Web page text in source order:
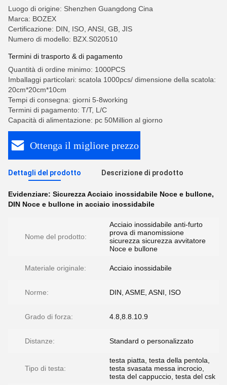
Luogo di origine: Shenzhen Guangdong Cina
Marca: BOZEX
Certificazione: DIN, ISO, ANSI, GB, JIS
Numero di modello: BZX.S020510
Termini di trasporto & di pagamento
Quantità di ordine minimo: 1000PCS
Imballaggi particolari: scatola 1000pcs/ dimensione della scatola:
20cm*20cm*10cm
Tempi di consegna: giorni 5-8working
Termini di pagamento: T/T, L/C
Capacità di alimentazione: pc 50Million al giorno
Ottenga il migliore prezzo
Dettagli del prodotto Descrizione di prodotto
Evidenziare: Sicurezza Acciaio inossidabile Noce e bullone,
DIN Noce e bullone in acciaio inossidabile
Nome del prodotto:
Acciaio inossidabile anti-furto
prova di manomissione
sicurezza sicurezza avvitatore
Noce e bullone
Materiale originale: Acciaio inossidabile
Norme: DIN, ASME, ASNI, ISO
Grado di forza: 4.8,8.8.10.9
Distanze: Standard o personalizzato
Tipo di testa:
testa piatta, testa della pentola,
testa svasata messa incrocio,
testa del cappuccio, testa del csk